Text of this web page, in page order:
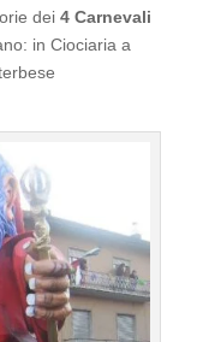
dei4 Carnevali
in Ciociaria a